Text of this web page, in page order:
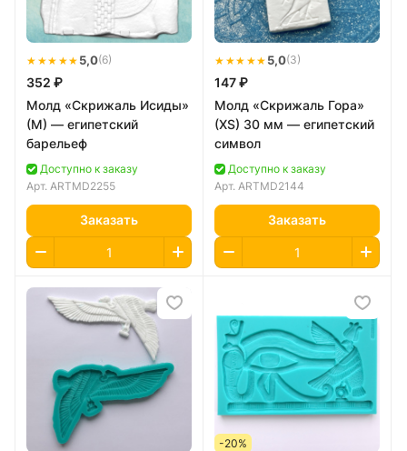
★★★★★ 5,0(6)
352 ₽
Молд «Скрижаль Исиды»
(M) — египетский
барельеф
Доступно к заказу
Арт. ARTMD2255
Заказать
★★★★★ 5,0(3)
147 ₽
Молд «Скрижаль Гора»
(XS) 30 мм — египетский
символ
Доступно к заказу
Арт. ARTMD2144
Заказать
-20%